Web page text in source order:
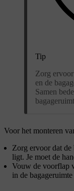
Tip
Zorg
en de
Samen
Voor het monteren
Zorg ervoor dat de
ligt. Je moet de
Vouw de voorflap
in de